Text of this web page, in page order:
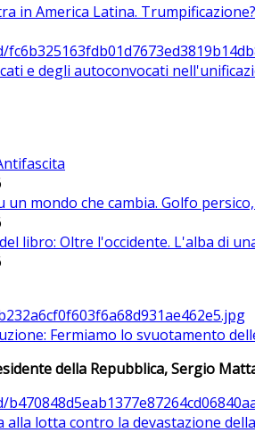
in America Latina. Trumpificazione?
e degli autoconvocati
un mondo che cambia. Golfo
libro: Oltre l'occidente. L'alba di
Fermiamo lo svuotamento
della Repubblica, Sergio
alla lotta contro la devastazione